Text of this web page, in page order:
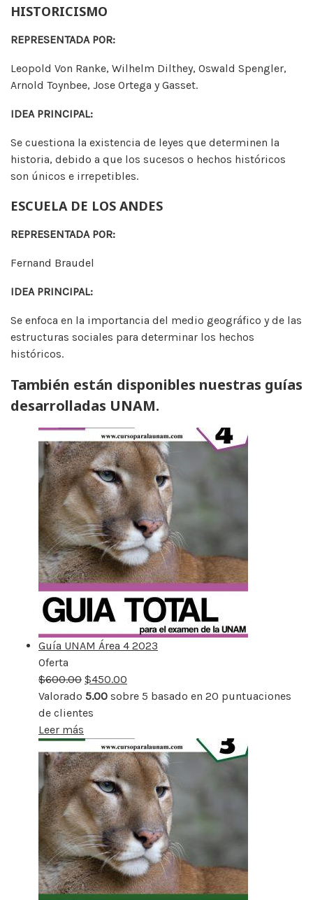
HISTORICISMO
REPRESENTADA POR:
Leopold Von Ranke, Wilhelm Dilthey, Oswald Spengler,
Arnold Toynbee, Jose Ortega y Gasset.
IDEA PRINCIPAL:
Se cuestiona la existencia de leyes que determinen la
historia, debido a que los sucesos o hechos históricos
son únicos e irrepetibles.
ESCUELA DE LOS ANDES
REPRESENTADA POR:
Fernand Braudel
IDEA PRINCIPAL:
Se enfoca en la importancia del medio geográfico y de las
estructuras sociales para determinar los hechos
históricos.
También están disponibles nuestras guías
desarrolladas UNAM.
Guía UNAM Área 4 2023
Oferta
rebajado
$600.00 $450.00
Valorado 5.00 sobre 5 basado en 20 puntuaciones
de clientes
Leer más